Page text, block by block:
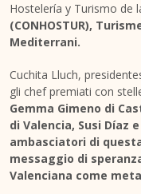
Hostelería y Turismo de
(CONHOSTUR),
Mediterrani.
Cuchita Lluch,
gli chef premiati con
Gemma Gimeno di
di Valencia, Susi Díaz e
ambasciatori di
messaggio di
Valenciana come